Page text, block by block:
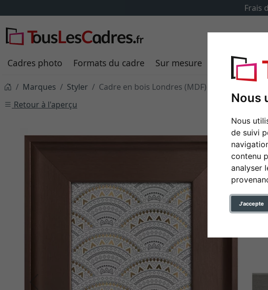
Nous
Nous
de suivi
contenu
analyser
J'accepte
Frais
Cadres photo Formats du cadre Sur mesure Passe-
Marques Styler
Cadre en bois Londres (MDF)
Retour à l'aperçu